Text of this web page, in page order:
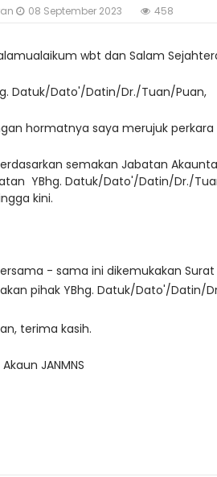
08 September 2023 458
wbt dan Salam
Datuk/Dato'/Datin/Dr./Tuan/Puan,
hormatnya saya merujuk perkara
semakan Jabatan
YBhg. Datuk/Dato'/Datin/Dr./
kini.
- sama ini dikemukakan Surat
pihak YBhg. Datuk/Dato'/Datin/
terima kasih.
JANMNS